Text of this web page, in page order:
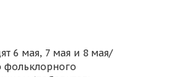
6 мая, 7 мая и 8 мая/